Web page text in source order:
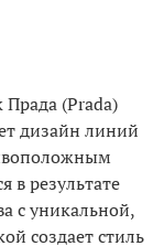
(Prada)
дизайн линий
в результате
с уникальной,
создает стиль